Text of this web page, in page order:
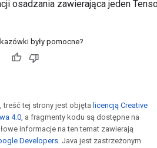
osadzania zawierająca jeden
były pomocne?
treść tej strony jest objęta licencją Creative
4.0, a fragmenty kodu są dostępne na
informacje na ten temat zawierają
Developers. Java jest zastrzeżonym